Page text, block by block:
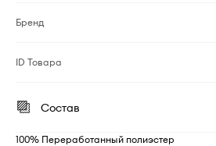
Бренд
ID Товара
Состав
100% Переработанный полиэстер